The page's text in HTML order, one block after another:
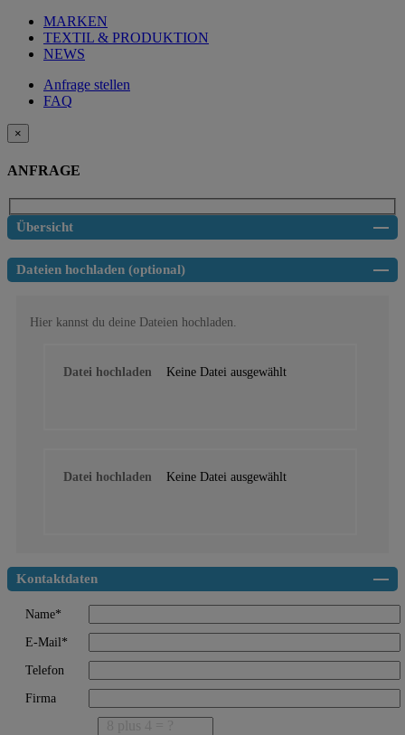
MARKEN
TEXTIL & PRODUKTION
NEWS
Anfrage stellen
FAQ
×
ANFRAGE
Übersicht
Dateien hochladen (optional)
Hier kannst du deine Dateien hochladen.
Datei hochladen Keine Datei ausgewählt
Datei hochladen Keine Datei ausgewählt
Kontaktdaten
Name*
E-Mail*
Telefon
Firma